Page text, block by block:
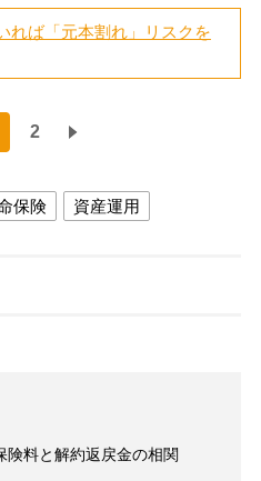
れば「元本割れ」リスクを
2
保険 資産運用
険料と解約返戻金の相関